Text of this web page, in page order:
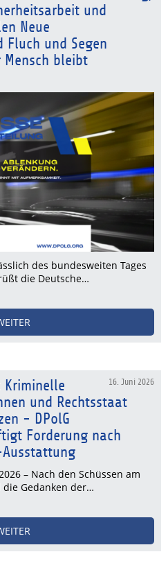
und
Neue
und Segen
bleibt
des bundesweiten Tages
die Deutsche…
16. Juni 2026
Kriminelle
und Rechtsstaat
- DPolG
Forderung nach
– Nach den Schüssen am
die Gedanken der…